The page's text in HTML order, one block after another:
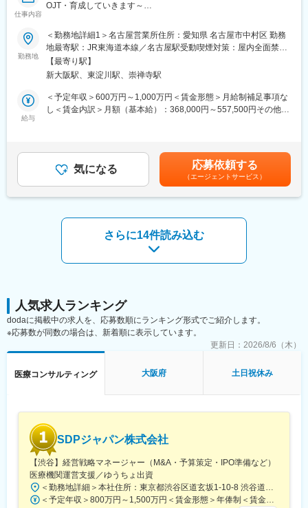
・法人特性や地域ニーズに応じた高齢者住宅の立ち上げ、運営支
◇ 人材・組織支援
・人事制度設計の提案営業（実行は専門部署が担当）
■研修体制：
入社後半年間はまずは先輩の商談に同行し、どのようにお客様の
悩みを聞き出し、解決策を提示するのかという「コンサルの型」
■当社の特徴：
当社は医療、介護、福祉業界の課題解決に貢献することをミッシ
基盤の元シナジー効果を発揮し、お客様を最適な解決へと導く戦
略を立案します。ＣＢグループのあらゆる力を発揮し、医療、介
護、福祉業界に寄り添い続け多様化する経営課題を解決まで導く
『One&Only』の総合エージェント集団を目指します。
けてきた結果、業界内での関わりも深め、グループ全体で1,550件
以上のM&Aを成約しており、多くの信頼とノウハウを構築してい
ます。
変更の範囲：会社の定める業務
仕事内容
OJT・育成していきます～
■拠点について：
名古屋営業所の新規立ち上げメンバーのため、 営業所立ち上げに
付随する業務全般も行っていただきます。 東海エリアを中心に全
国幅広くお任せいたします。同時に複数案件を担当いただきます
が、メンバー間で協力して担当していただきます。
※拠点は採用後の立ち上げのため、まずはご自宅から勤務開始とな
ります。
顧客の予算にあった病院情報システム、ネットワークを導入する
際に必要となる仕様書を作成し、医療機関がシステムベンダー等
と適正な取引を進めていけるようにサポートする業務をお任せし
■具体的な仕事内容：
・全国出張あり（平均月10回）
・病院、システムベンダー、医療機器メーカー等へヒアリング
・病院、既存／新規システムベンダー等と打合せ
渉
・仕様書作成、応札評価、システムの導入支援など
3年かけてOJTを実施いたします。主な顧客であるNHOの電子カル
たします。公募型企画（コンサル入札）、総合評価落札方式 （電
提出はありません。
■同社の特徴：医療機関・研究所等の顧客からいただくコンサル費
用のみで活動しています。コンサルティングを通じて、システム
ベンダーや医療機器メーカーと仕様検討やシステム機能の情報交
換を行いますが、それは、医療機関・研究所からの依頼に基づく
ものです。
同社は、システムベンダーや医療機器メーカーから費用をいただ
勤務地
＜勤務地詳細1＞名古屋営業所住所：愛知県 名古屋市中村区 勤務
地最寄駅：JR東海道本線／名古屋駅受動喫煙対策：屋内全面禁煙
＜勤務地詳細2＞大阪営業所住所：大阪府大阪市東淀川区 東中島
1-20-19-9F 勤務地最寄駅：JR 東海道本線／新大阪駅受動喫煙対
ーク含む）
【最寄り駅】
新大阪駅、東淀川駅、崇禅寺駅
給与
＜予定年収＞600万円～1,000万円＜賃金形態＞月給制補足事項な
し＜賃金内訳＞月額（基本給）：368,000円～557,500円その他固
（4月、10月）※勤務評価及び業績による■残業手当なし（裁量労
働制のため）■在宅勤務手当5,000円／月（対象者）■出張手当
3,000円／1日賃金はあくまでも目安の金額であり、選考を通じて
上下する可能性があります。月給(月額)は固定手当を含めた表記で
気になる 応募依頼する
（エージェントサービス）
さらに14件読み込む
人気求人ランキング
dodaに掲載中の求人を、応募数順にランキング形式でご紹介します。
※応募数が同数の場合は、新着順に表示しています。
更新日： 2026/8/6（木）
医療コンサルティング 大阪府 土日祝休み
SDPジャパン株式会社
【渋谷】経営戦略マネージャー（M&A・予算策定・IPO準備など）
医療機関運営支援／ゆうちょ出資
＜勤務地詳細＞本社住所：東京都渋谷区道玄坂1-10-8 渋谷道玄坂東急ビル6F受動喫煙対策：屋内全面禁煙変更の範囲：会社の定める事業所
＜予定年収＞800万円～1,500万円＜賃金形態＞年俸制＜賃金内訳＞年額（基本給）：8,000,000円～15,000,000円＜月額＞666,666円～1,250,000円（12分割）＜昇給有無＞有＜残業手当＞無賃金はあくまでも目安の金額であり、選考を通じて上下する可能性があります。月給(月額)は固定手当を含めた表記です。